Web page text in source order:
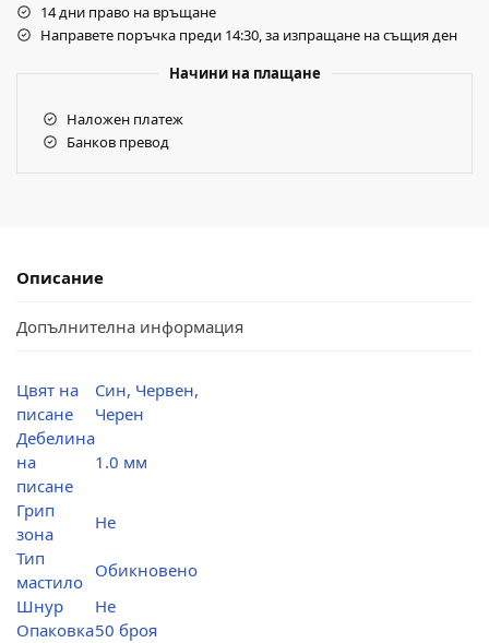
14 дни право на връщане
Направете поръчка преди 14:30, за изпращане на същия ден
Начини на плащане
Наложен платеж
Банков превод
Описание
Допълнителна информация
Цвят на
писане
Син, Червен,
Черен
Дебелина
на
писане
1.0 мм
Грип
зона
Не
Тип
мастило
Обикновено
Шнур
Не
Опаковка50 броя